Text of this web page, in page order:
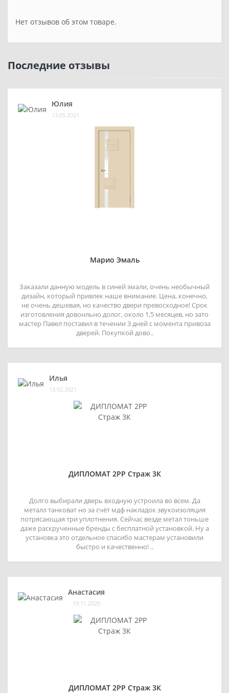
Нет отзывов об этом товаре.
Последние отзывы
Юлия
13.05.2021
Марио Эмаль
Заказали данную модель в синей эмали, очень необычный
дизайн, который привлек наше внимание. Цена, конечно,
не очень дешевая, но качество двери превосходное! Срок
изготовления довонльно долог, около 1,5 месяцев, но зато
мастер Павел поставил в течении 3 дней с момента привоза
дверей. Покупкой дово..
Илья
13.02.2021
ДИПЛОМАТ 2РР Страж 3К
Долго выбирали дверь входную устроила во всем. Да
металл танковат но за счёт мдф накладок звукоизоляция
потрясающая три уплотнения. Сейчас везде метал тоньше
даже раскрученные бренды с бесплатной установкой. Ну а
установка это отдельное спасибо мастерам установили
быстро и качественно! ..
Анастасия
19.11.2020
ДИПЛОМАТ 2РР Страж 3К